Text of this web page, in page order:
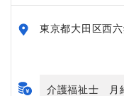
東京都大田区西
介護福祉士 月